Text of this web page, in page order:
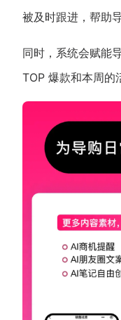
被及时跟进，帮助
同时，系统会赋能
TOP 爆款和本周的